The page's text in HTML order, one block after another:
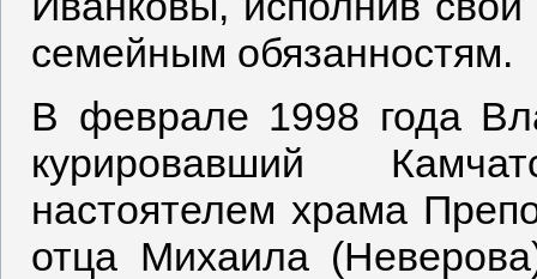
семейным обязанностям.
В феврале 1998 года
курировавший
настоятелем храма
отца Михаила